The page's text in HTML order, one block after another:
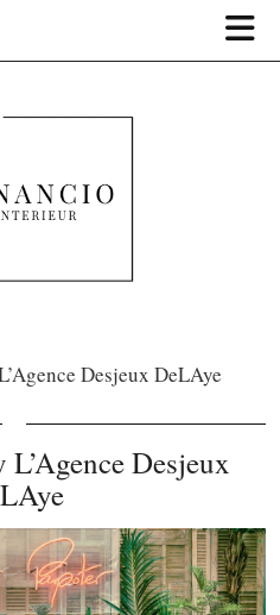
Desjeux DeLAye
Desjeux